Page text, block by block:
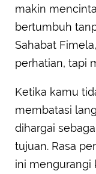
makin
bertumbuh
Sahabat
perhatian, tapi
Ketika kamu
membatasi
dihargai
tujuan. Rasa
ini mengurangi